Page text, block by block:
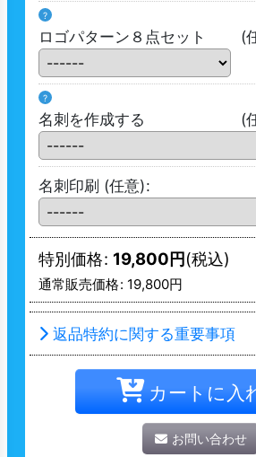
?
ロゴパターン８点セット (
?
名刺を作成する (
名刺印刷 (任意):
特別価格: 19,800円(税込)
通常販売価格: 19,800円
返品特約に関する重要事項
カートに入
お問い合わせ